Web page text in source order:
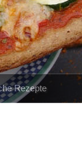
Rezepte